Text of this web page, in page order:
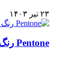
۲۳ تیر ۱۴۰۳
Pentone رنگ سال 2023